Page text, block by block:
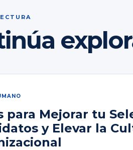
para Mejorar tu
y Elevar la